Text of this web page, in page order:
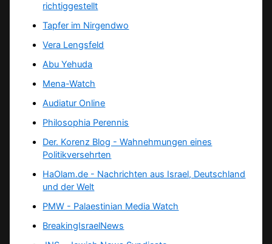
richtiggestellt
Tapfer im Nirgendwo
Vera Lengsfeld
Abu Yehuda
Mena-Watch
Audiatur Online
Philosophia Perennis
Der. Korenz Blog - Wahnehmungen eines
Politikversehrten
HaOlam.de - Nachrichten aus Israel, Deutschland
und der Welt
PMW - Palaestinian Media Watch
BreakingIsraelNews